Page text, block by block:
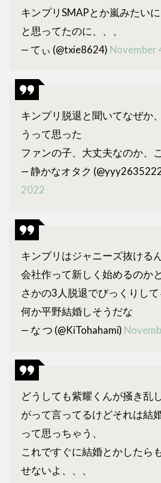
キンプリSMAPとか嵐みたい
と思ってたのに、、、
— てぃ (@txie8624) November
キンプリ脱退と聞いてなぜか
うって思った
ファンの子、大丈夫なのか、
— 静かなオタク
2022
キンプリはジャニーズ抜ける
会社作って新しく始めるのか
さかの3人脱退でびっくりして
何か平野結婚しそうだな
— な つ (@KiTohahami)
どうしても紫耀くんが掻き乱
がって言ってるけどそれは結
って思っちゃう、
これですぐに結婚とかしたら
せないよ、、、